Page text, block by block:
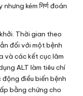
kém निर्ण đoán
Thời gian theo
đối với một bệnh
và các kết cục lâm
ALT làm tiêu chí
điều biến bệnh
bằng chứng cho